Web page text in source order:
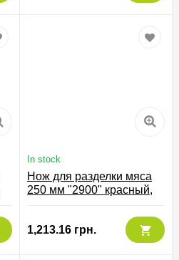
In stock
Нож для разделки мяса
250 мм "2900" красный,
1,213.16 грн.